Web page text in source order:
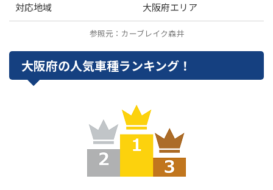
対応地域 大阪府エリア
参照元：カーブレイク森井
大阪府の人気車種ランキング！